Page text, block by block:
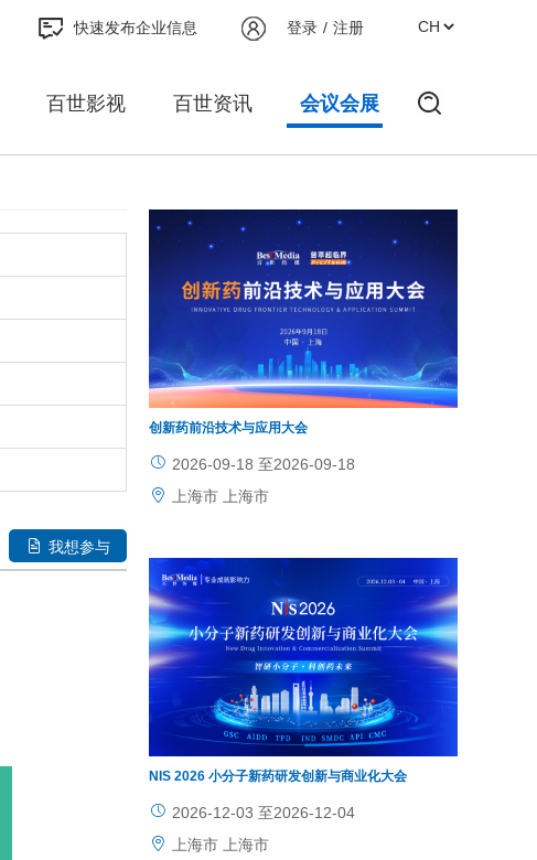
登录 / 注册
快速发布企业信息
百世影视 百世资讯 会议会展
我想参与
创新药前沿技术与应用大会
2026-09-18 至2026-09-18
上海市 上海市
NIS 2026 小分子新药研发创新与商业化大会
2026-12-03 至2026-12-04
上海市 上海市